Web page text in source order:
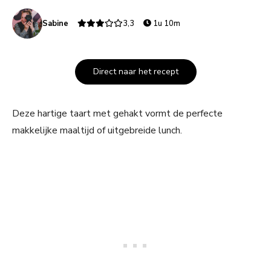
Sabine 3,3 1u 10m
Direct naar het recept
Deze hartige taart met gehakt vormt de perfecte
makkelijke maaltijd of uitgebreide lunch.